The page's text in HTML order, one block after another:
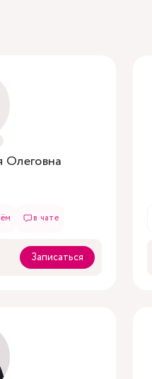
Олеговна
в чате
Записаться